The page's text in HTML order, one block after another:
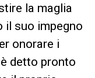
la maglia
il suo impegno
onorare i
detto pronto